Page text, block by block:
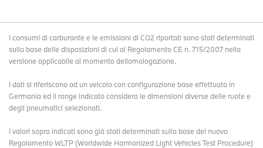
I consumi di carburante e le emissioni di CO2 riportati sono stati determinati
sulla base delle disposizioni di cui al Regolamento CE n. 715/2007 nella
versione applicabile al momento dellomologazione.
I dati si riferiscono ad un veicolo con configurazione base effettuata in
Germania ed il range indicato considera le dimensioni diverse delle ruote e
degli pneumatici selezionati.
I valori sopra indicati sono già stati determinati sulla base del nuovo
Regolamento WLTP (Worldwide Harmonized Light Vehicles Test Procedure)